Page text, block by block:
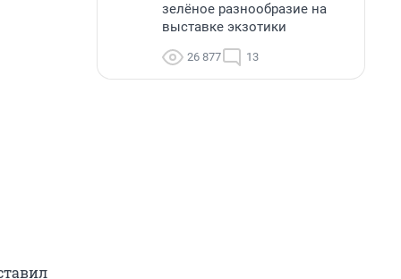
зелёное разнообразие на
выставке экзотики
26 877 13